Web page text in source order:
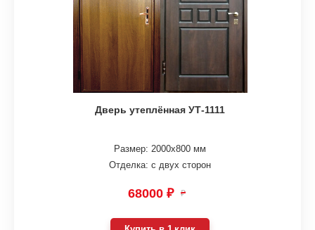
Дверь утеплённая УТ-1111
Размер: 2000х800 мм
Отделка: с двух сторон
68000 ₽ ₽